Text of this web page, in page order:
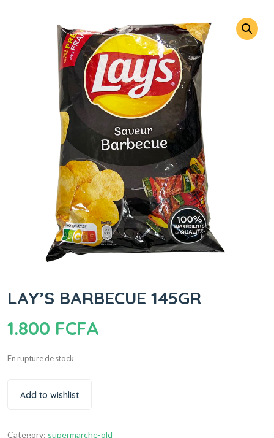
LAY’S BARBECUE 145GR
1.800 FCFA
En rupture de stock
Add to wishlist
Category: supermarche-old